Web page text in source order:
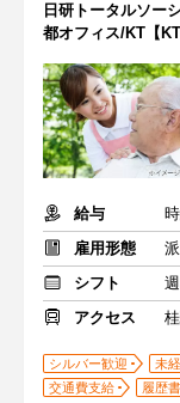
日研トータルソ
都オフィス/KT【
給与
雇用形態
シフト
アクセス
シルバー歓迎 未
交通費支給
履歴